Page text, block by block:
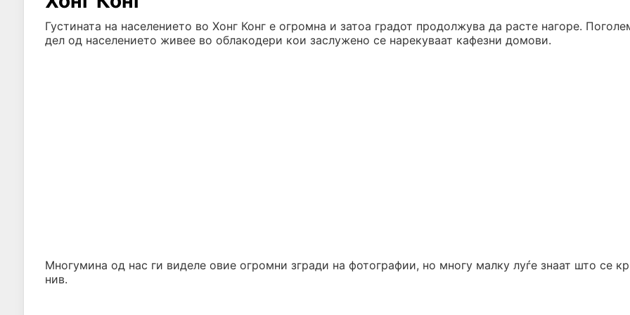
Густината на населението во Хонг Конг е огромна и затоа градот продолжува да расте нагоре.
дел од населението живее во облакодери кои заслужено се нарекуваат кафезни домови.
Многумина од нас ги виделе овие огромни згради на фотографии, но многу малку луѓе знаат што се
нив.